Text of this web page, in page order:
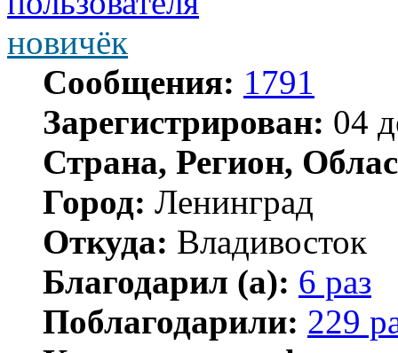
новичёк
Сообщения: 1791
Зарегистрирован: 04
Страна, Регион,
Город: Ленинград
Откуда: Владивосток
Благодарил (а): 6 раз
Поблагодарили: 229